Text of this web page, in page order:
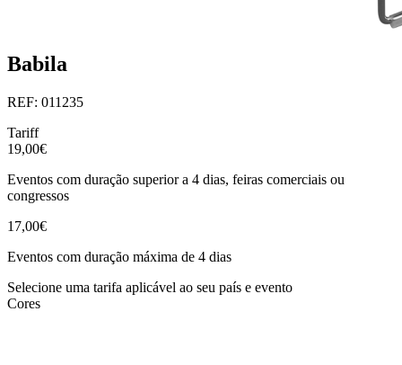
Babila
REF: 011235
Tariff
19,00€
Eventos com duração superior a 4 dias, feiras comerciais ou
congressos
17,00€
Eventos com duração máxima de 4 dias
Selecione uma tarifa aplicável ao seu país e evento
Cores